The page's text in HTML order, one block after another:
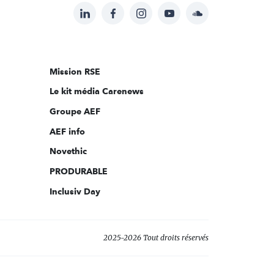
Suivez-
sur:
LinkedInFacebookInstagramYouTubeSoundcloud
Mission RSE
Le kit média Carenews
Groupe AEF
AEF info
Novethic
PRODURABLE
Inclusiv Day
2025-2026 Tout droits réservés